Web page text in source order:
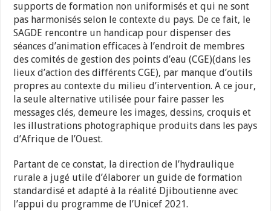
supports de formation non uniformisés et qui ne sont
pas harmonisés selon le contexte du pays. De ce fait, le
SAGDE rencontre un handicap pour dispenser des
séances d’animation efficaces à l’endroit de membres
des comités de gestion des points d’eau (CGE)(dans les
lieux d’action des différents CGE), par manque d’outils
propres au contexte du milieu d’intervention. A ce jour,
la seule alternative utilisée pour faire passer les
messages clés, demeure les images, dessins, croquis et
les illustrations photographique produits dans les pays
d’Afrique de l’Ouest.
Partant de ce constat, la direction de l’hydraulique
rurale a jugé utile d’élaborer un guide de formation
standardisé et adapté à la réalité Djiboutienne avec
l’appui du programme de l’Unicef 2021.